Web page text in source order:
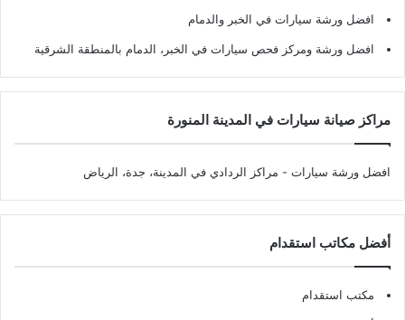
افضل ورشة سيارات في الخبر والدمام
افضل ورشة ومركز فحص سيارات في الخبر، الدمام بالمنطقة الشرقية
مراكز صيانة سيارات في المدينة المنورة
افضل ورشة سيارات - مراكز الردادي في المدينة، جدة، الرياض
أفضل مكاتب استقدام
مكتب استقدام